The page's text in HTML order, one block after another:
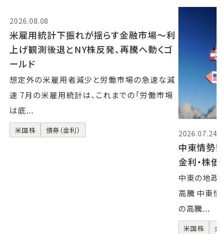
2026.08.08
米雇用統計下振れが揺らす金融市場～利
上げ観測後退とNY株反発、再騰へ動くゴ
ールド
想定外の米雇用者減少と労働市場の急速な減
速 7月の米雇用統計は、これまでの「労働市場
は底...
米国株 債券（金利） 2026.07.24
中東情勢
金利・株
中東の地政
高騰 中東
の高騰...
米国株 金